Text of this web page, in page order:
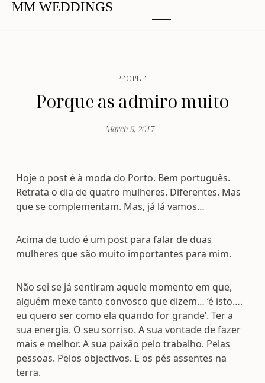
MM WEDDINGS
PEOPLE
Porque as admiro muito
March 9, 2017
Hoje o post é à moda do Porto. Bem português.
Retrata o dia de quatro mulheres. Diferentes. Mas
que se complementam. Mas, já lá vamos…
Acima de tudo é um post para falar de duas
mulheres que são muito importantes para mim.
Não sei se já sentiram aquele momento em que,
alguém mexe tanto convosco que dizem… ‘é isto….
eu quero ser como ela quando for grande’. Ter a
sua energia. O seu sorriso. A sua vontade de fazer
mais e melhor. A sua paixão pelo trabalho. Pelas
pessoas. Pelos objectivos. E os pés assentes na
terra.